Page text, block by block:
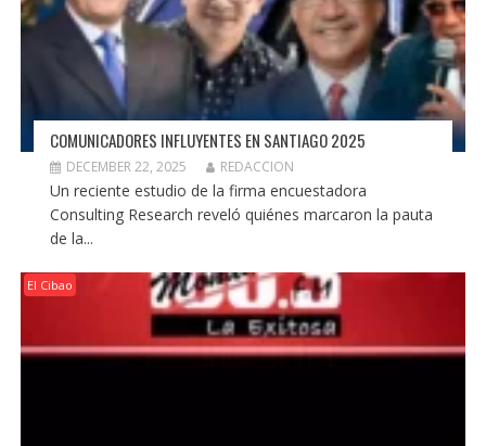
COMUNICADORES INFLUYENTES EN SANTIAGO 2025
DECEMBER 22, 2025 REDACCION
Un reciente estudio de la firma encuestadora
Consulting Research reveló quiénes marcaron la pauta
de la...
El Cibao